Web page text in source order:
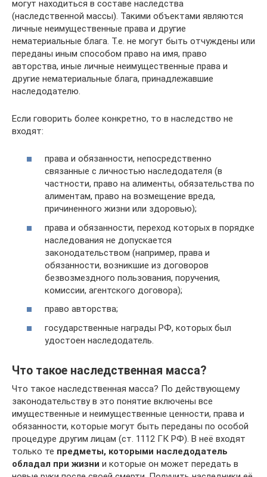
могут находиться в составе наследства
(наследственной массы). Такими объектами являются
личные неимущественные права и другие
нематериальные блага. Т.е. не могут быть отчуждены или
переданы иным способом право на имя, право
авторства, иные личные неимущественные права и
другие нематериальные блага, принадлежавшие
наследодателю.
Если говорить более конкретно, то в наследство не
входят:
права и обязанности, непосредственно
связанные с личностью наследодателя (в
частности, право на алименты, обязательства по
алиментам, право на возмещение вреда,
причиненного жизни или здоровью);
права и обязанности, переход которых в порядке
наследования не допускается
законодательством (например, права и
обязанности, возникшие из договоров
безвозмездного пользования, поручения,
комиссии, агентского договора);
право авторства;
государственные награды РФ, которых был
удостоен наследодатель.
Что такое наследственная масса?
Что такое наследственная масса? По действующему
законодательству в это понятие включены все
имущественные и неимущественные ценности, права и
обязанности, которые могут быть переданы по особой
процедуре другим лицам (ст. 1112 ГК РФ). В неё входят
только те предметы, которыми наследодатель
обладал при жизни и которые он может передать в